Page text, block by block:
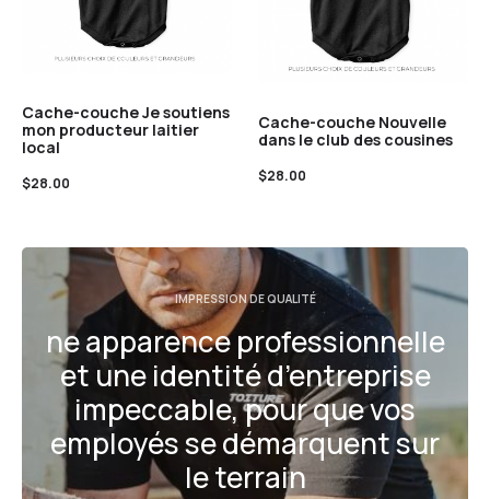
Cache-couche Je soutiens
mon producteur laitier
local
$28.00
Cache-couche Nouvelle
dans le club des cousines
$28.00
IMPRESSION DE QUALITÉ
ne apparence professionnelle
et une identité d’entreprise
impeccable, pour que vos
employés se démarquent sur
le terrain